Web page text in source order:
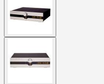
image
image